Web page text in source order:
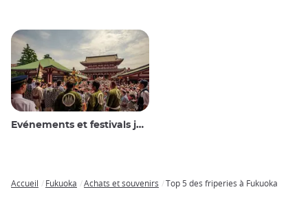
Evénements et festivals japonais
Accueil Fukuoka Achats et souvenirs Top 5 des friperies à Fukuoka